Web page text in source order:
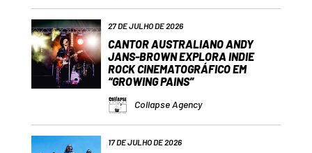
27 DE JULHO DE 2026
CANTOR AUSTRALIANO ANDY
JANS-BROWN EXPLORA INDIE
ROCK CINEMATOGRÁFICO EM
“GROWING PAINS”
Collapse Agency
17 DE JULHO DE 2026